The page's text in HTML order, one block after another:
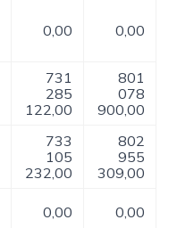
0,00 0,00
731
285
122,00
801
078
900,00
733
105
232,00
802
955
309,00
0,00 0,00